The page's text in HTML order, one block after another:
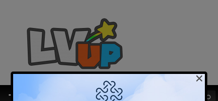
×